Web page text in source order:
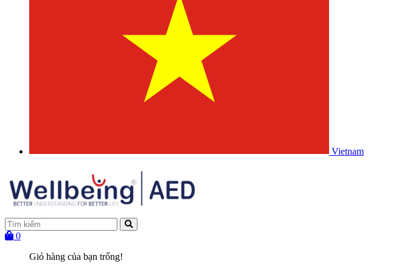
Vietnam
0
Giỏ hàng của bạn trống!